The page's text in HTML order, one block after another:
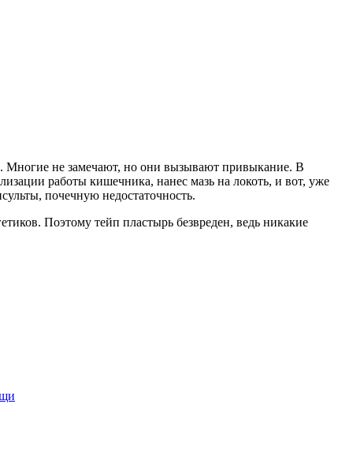
Многие не замечают, но они вызывают привыкание. В
работы кишечника, нанес мазь на локоть, и вот, уже
почечную недостаточность.
Поэтому тейп пластырь безвреден, ведь никакие